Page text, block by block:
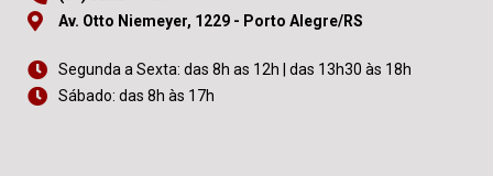
Av. Otto Niemeyer, 1229 - Porto Alegre/RS
Segunda a Sexta: das 8h as 12h | das 13h30 às 18h
Sábado: das 8h às 17h